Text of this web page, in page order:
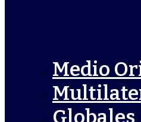
Medio
Globales